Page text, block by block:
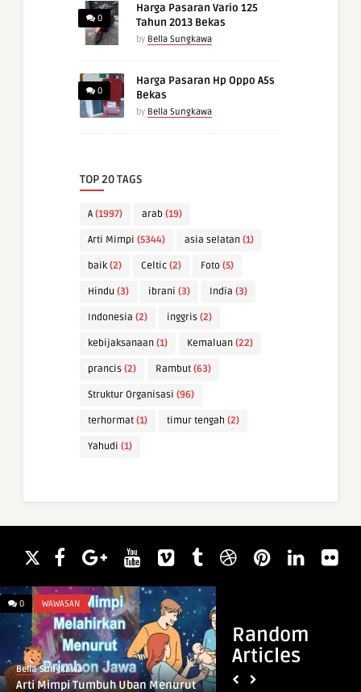
0
Harga Pasaran Vario 125
Tahun 2013 Bekas
by Bella Sungkawa
0
Harga Pasaran Hp Oppo A5s
Bekas
by Bella Sungkawa
TOP 20 TAGS
A (1997) arab (19)
Arti Mimpi (5344) asia selatan (1)
baik (2) Celtic (2) Foto (5)
Hindu (3) ibrani (3) India (3)
Indonesia (2) inggris (2)
kebijaksanaan (1) Kemaluan (22)
prancis (2) Rambut (63)
Struktur Organisasi (96)
terhormat (1) timur tengah (2)
Yahudi (1)
Random
Articles
0 WAWASAN
Bella Sungkawa
Arti Mimpi Tumbuh Uban Menurut